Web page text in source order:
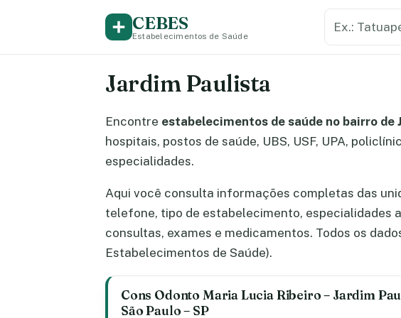
CEBES
Estabelecimentos de Saúde
Jardim Paulista
Encontre estabelecimentos de saúde no bairro de
hospitais, postos de saúde, UBS, USF, UPA,
especialidades.
Aqui você consulta informações completas das
telefone, tipo de estabelecimento, especialidades
consultas, exames e medicamentos. Todos os
Estabelecimentos de Saúde).
Cons Odonto Maria Lucia Ribeiro – Jardim
São Paulo – SP